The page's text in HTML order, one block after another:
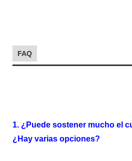
FAQ
1. ¿Puede sostener mucho el
¿Hay varias opciones?